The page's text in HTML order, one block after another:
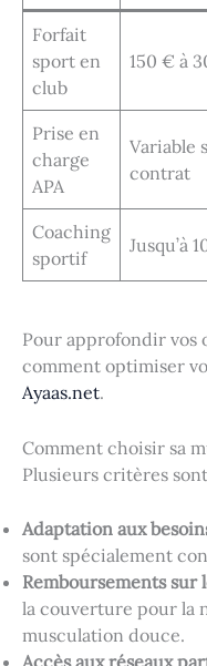
Forfait
sport en
club
150 € à
Prise en
charge
APA
Variable
contrat
Coaching
sportif
Jusqu’à
Pour approfondir vos
comment optimiser
Ayaas.net.
Comment choisir sa
Plusieurs critères
Adaptation aux
sont spécialement
Remboursements sur
la couverture pour la
musculation douce.